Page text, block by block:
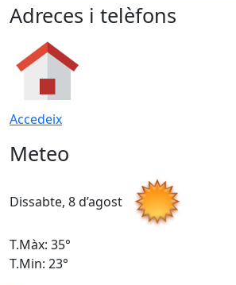
Adreces i telèfons
Accedeix
Meteo
Dissabte, 8 d’agost
T.Màx: 35°
T.Min: 23°